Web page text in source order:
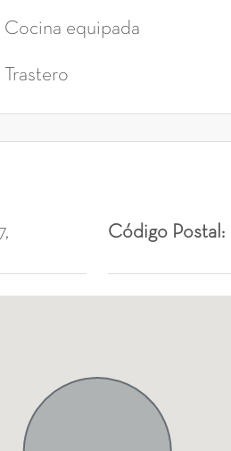
Cocina equipada
Trastero
Código Postal: